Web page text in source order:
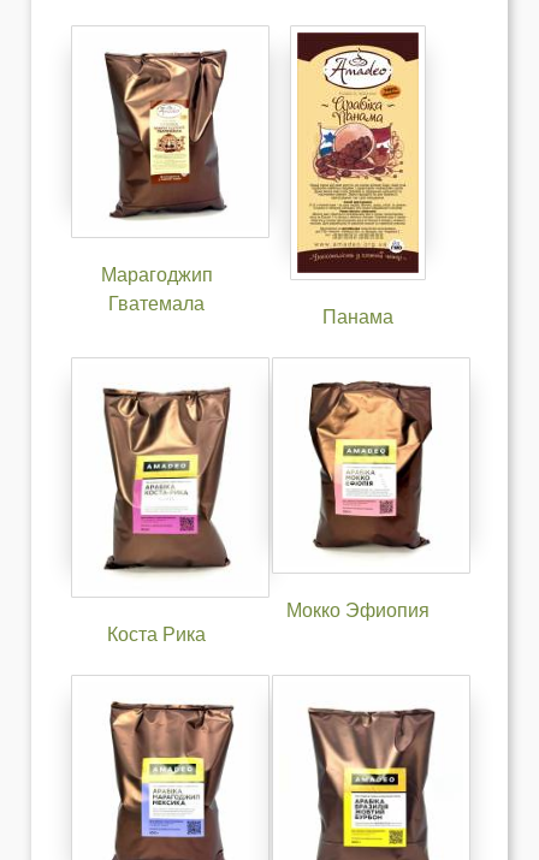
Марагоджип
Гватемала
Панама
Коста Рика
Мокко Эфиопия